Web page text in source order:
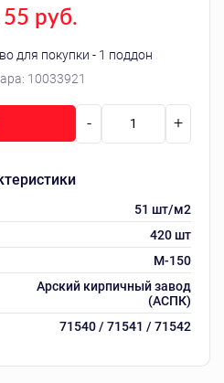
10033921
55 руб.
для покупки - 1 поддон
51 шт/м2
420 шт
M-150
Арский кирпичный завод
(АСПК)
71540 / 71541 / 71542
- +